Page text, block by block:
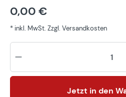
0,00 €
* inkl. MwSt. Zzgl. Versandkosten
Jetzt in den